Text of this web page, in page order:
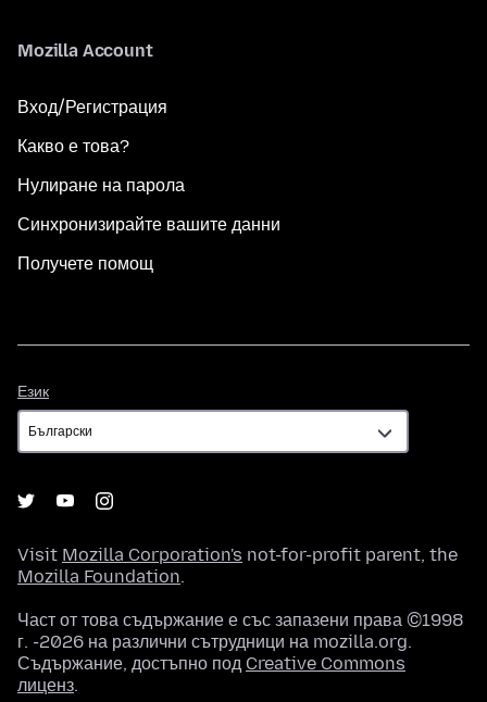
Mozilla Account
Вход/Регистрация
Какво е това?
Нулиране на парола
Синхронизирайте вашите данни
Получете помощ
Език
Visit Mozilla Corporation's not-for-profit parent, the
Mozilla Foundation.
Част от това съдържание е със запазени права ©1998
г. -2026 на различни сътрудници на mozilla.org.
Съдържание, достъпно под Creative Commons
лиценз.